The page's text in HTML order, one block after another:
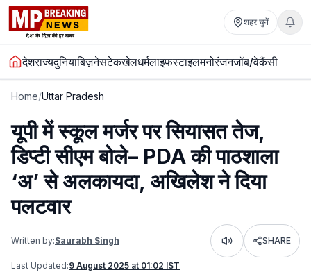
शहर चुनें
देशराज्यदुनियाबिज़नेसटेकखेलधर्मलाइफस्टाइलमनोरंजनजॉब/वेकैंसी
Home/Uttar Pradesh
यूपी में स्कूल मर्जर पर सियासत तेज,
डिप्टी सीएम बोले– PDA की पाठशाला
‘अ’ से अलकायदा, अखिलेश ने दिया
पलटवार
Written by:Saurabh Singh Listen SHARE
Last Updated:9 August 2025 at 01:02 IST